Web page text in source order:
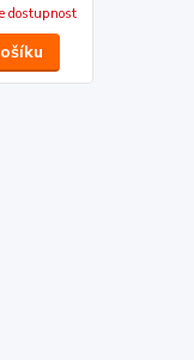
dostupnost